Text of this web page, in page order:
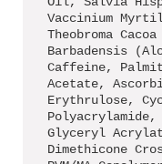
Vaccinium
Theobroma
Barbadensis
Caffeine,
Acetate,
Erythrulose,
Glyceryl
Dimethicone